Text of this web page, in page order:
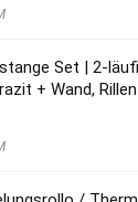
Set | 2-
+ Wand,